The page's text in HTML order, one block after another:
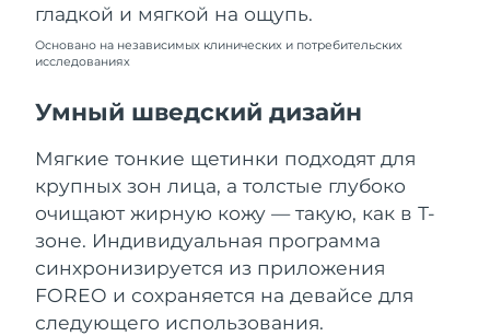
гладкой и мягкой на ощупь.
Основано на независимых клинических и потребительских
исследованиях
Умный шведский дизайн
Мягкие тонкие щетинки подходят для
крупных зон лица, а толстые глубоко
очищают жирную кожу — такую, как в Т-
зоне. Индивидуальная программа
синхронизируется из приложения
FOREO и сохраняется на девайсе для
следующего использования.
Словакия
Ожидаемая дата доставки
Южно-Африканская
Ожидаемая дата доставки
Республика Корея
Ожидаемая дата доставки
Испания
Ожидаемая дата доставки